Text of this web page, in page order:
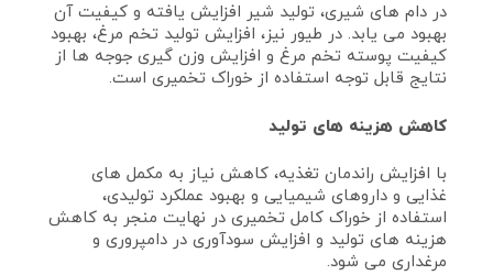
در دام‌ های شیری، تولید شیر افزایش یافته و کیفیت آن
بهبود می‌ یابد. در طیور نیز، افزایش تولید تخم مرغ، بهبود
کیفیت پوسته تخم مرغ و افزایش وزن گیری جوجه‌ ها از
نتایج قابل توجه استفاده از خوراک تخمیری است.
کاهش هزینه‌ های تولید
با افزایش راندمان تغذیه، کاهش نیاز به مکمل‌ های
غذایی و داروهای شیمیایی و بهبود عملکرد تولیدی،
استفاده از خوراک کامل تخمیری در نهایت منجر به کاهش
هزینه‌ های تولید و افزایش سودآوری در دامپروری و
مرغداری می‌ شود.